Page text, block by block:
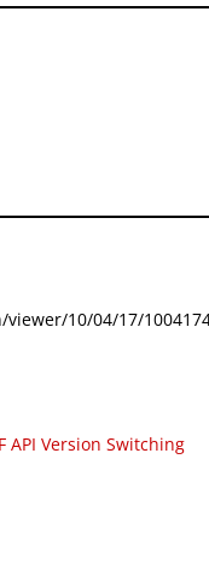
10/04/17/
API Version Switching